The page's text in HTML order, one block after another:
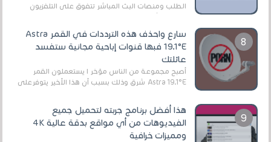
الطلب ومنصات البث المباشر تتفوق على التلفزيون
الرقمي الأرضي التقليدي، يُعدّ IPTV-org خيار...
سارع واحذف هذه الترددات في القمر Astra
19.1°E فبها قنوات إباحية مجانية ستفسد
عائلتك
أصبح مجموعة من الناس مؤخر ا يستعملون القمر
Astra 19.1°E شرق وذلك بسبب أن هذا الأخير يتوفرعلى
هذا أفضل برنامج جربته لتحميل جميع
الفيديوهات من أي مواقع بدقة عالية 4K
ومميزات خرافية